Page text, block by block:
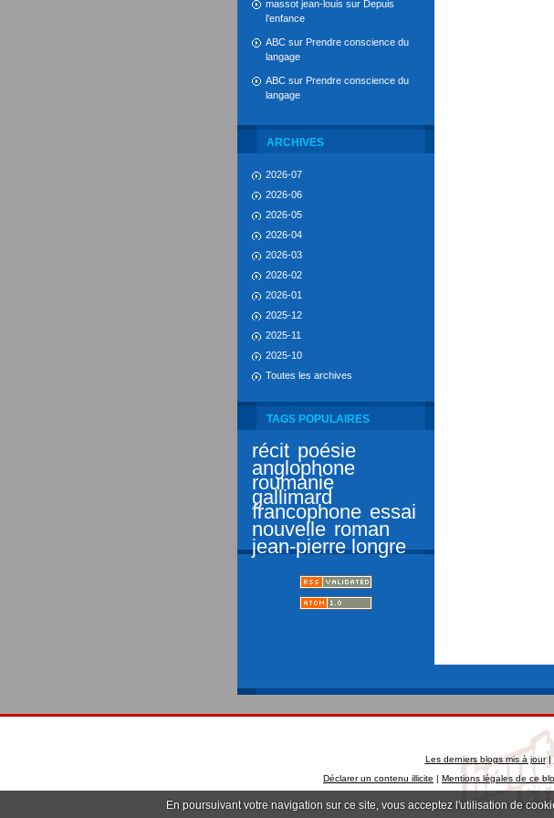
En poursuivant votre navigation sur ce site, vous acceptez l'utilisation de
massot jean-louis sur Depuis
l’enfance
ABC sur Prendre conscience du
langage
ABC sur Prendre conscience du
langage
ARCHIVES
2026-07
2026-06
2026-05
2026-04
2026-03
2026-02
2026-01
2025-12
2025-11
2025-10
Toutes les archives
TAGS POPULAIRES
récit poésie
anglophone
roumanie
gallimard
francophone essai
nouvelle roman
jean-pierre longre
Les derniers blogs mis à jour|
Déclarer un contenu illicite | Mentions légales de ce